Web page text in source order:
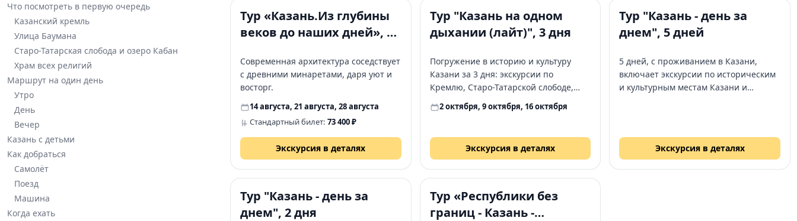
Что посмотреть в первую очередь
Казанский кремль
Улица Баумана
Старо-Татарская слобода и озеро Кабан
Храм всех религий
Маршрут на один день
Утро
День
Вечер
Казань с детьми
Как добраться
Самолёт
Поезд
Машина
Когда ехать
Тур «Казань.Из глубины
веков до наших дней», 8
Современная архитектура соседствует
с древними минаретами, даря уют и
восторг.
14 августа, 21 августа, 28 августа
Стандартный билет: 73 400 ₽
Экскурсия в деталях
Тур "Казань на одном
дыхании (лайт)", 3 дня
Погружение в историю и культуру
Казани за 3 дня: экскурсии по
Кремлю, Старо-Татарской слободе,
музеям и знакомство с
национальными традициями
2 октября, 9 октября, 16 октября
Экскурсия в деталях
Тур "Казань - день за
днем", 5 дней
5 дней, с проживанием в Казани,
включает экскурсии по историческим
и культурным местам Казани и
Поволжье, Йошкар-Ола, Иннополис
Экскурсия в деталях
Тур "Казань - день за
днем", 2 дня
Тур «Республики без
границ - Казань -